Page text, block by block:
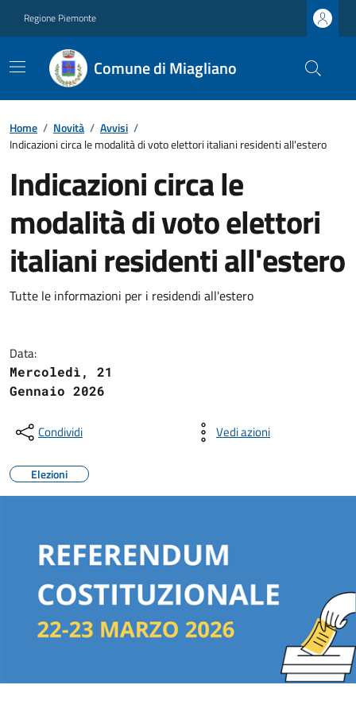
Regione Piemonte
Comune di Miagliano
Home / Novità / Avvisi /
Indicazioni circa le modalità di voto elettori italiani residenti all'estero
Indicazioni circa le
modalità di voto elettori
italiani residenti all'estero
Tutte le informazioni per i residendi all'estero
Data:
Mercoledì, 21
Gennaio 2026
Condividi Vedi azioni
Elezioni